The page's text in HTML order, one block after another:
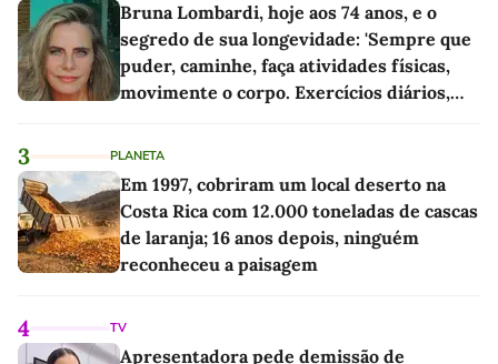
Bruna Lombardi, hoje aos 74 anos, e o
segredo de sua longevidade: 'Sempre que
puder, caminhe, faça atividades físicas,
movimente o corpo. Exercícios diários,
3 PLANETA
Em 1997, cobriram um local deserto na
Costa Rica com 12.000 toneladas de cascas
de laranja; 16 anos depois, ninguém
reconheceu a paisagem
4 TV
Apresentadora pede demissão de